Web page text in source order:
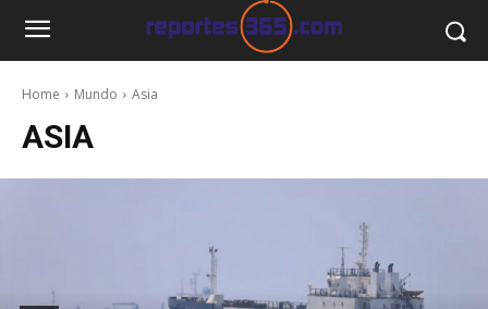
Home Mundo Asia
ASIA